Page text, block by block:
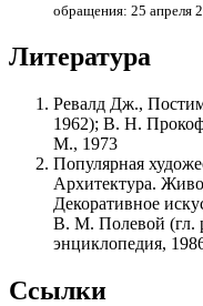
обращения: 25 апреля
Литература
Ревалд Дж.,
1962); В. Н.
М., 1973
Популярная
Архитектура.
Декоративное
В. М. Полевой (гл.
энциклопедия,
Ссылки